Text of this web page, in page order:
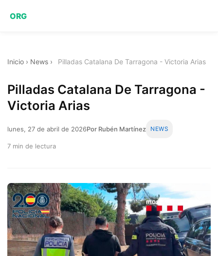
ORG
Inicio › News › Pilladas Catalana De Tarragona - Victoria Arias
Pilladas Catalana De Tarragona -
Victoria Arias
lunes, 27 de abril de 2026Por Rubén Martínez NEWS
7 min de lectura